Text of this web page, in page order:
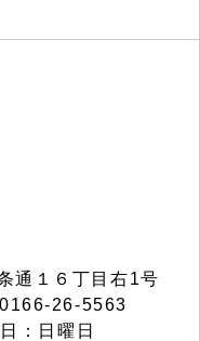
通１６丁目右1号
26-5563
：日曜日